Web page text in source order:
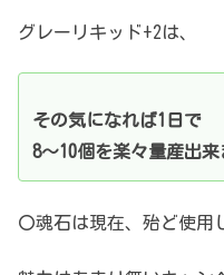
グレーリキッド+2は、
その気になれば1日で
8～10個を楽々量産出来
〇魂石は現在、殆ど使用